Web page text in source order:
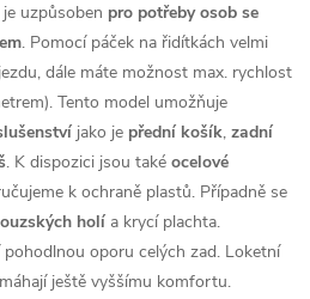
je uzpůsoben pro potřeby osob se
. Pomocí páček na řidítkách velmi
dále máte možnost max. rychlost
Tento model umožňuje
jako je přední košík, zadní
. K dispozici jsou také ocelové
k ochraně plastů. Případně se
holí a krycí plachta.
oporu celých zad. Loketní
ještě vyššímu komfortu.